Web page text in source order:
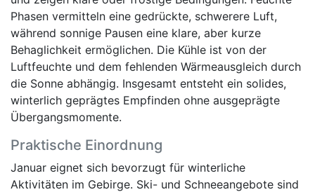
Phasen vermitteln eine gedrückte, schwerere Luft,
während sonnige Pausen eine klare, aber kurze
Behaglichkeit ermöglichen. Die Kühle ist von der
Luftfeuchte und dem fehlenden Wärmeausgleich durch
die Sonne abhängig. Insgesamt entsteht ein solides,
winterlich geprägtes Empfinden ohne ausgeprägte
Übergangsmomente.
Praktische Einordnung
Januar eignet sich bevorzugt für winterliche
Aktivitäten im Gebirge. Ski- und Schneeangebote sind